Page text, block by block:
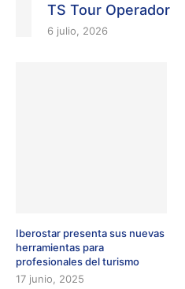
TS Tour Operador
6 julio, 2026
Iberostar presenta sus nuevas
herramientas para
profesionales del turismo
17 junio, 2025